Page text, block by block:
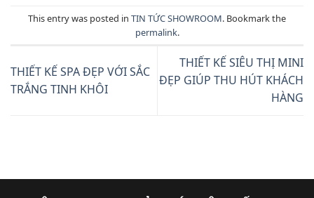
This entry was posted in TIN TỨC SHOWROOM. Bookmark the
permalink.
THIẾT KẾ SPA ĐẸP VỚI SẮC
TRẮNG TINH KHÔI
THIẾT KẾ SIÊU THỊ MINI
ĐẸP GIÚP THU HÚT KHÁCH
HÀNG